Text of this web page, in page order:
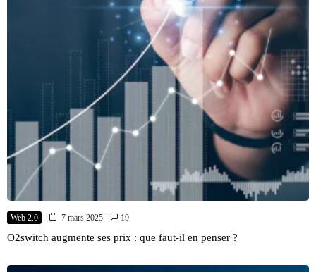
Web 2.0 7 mars 2025 19
O2switch augmente ses prix : que faut-il en penser ?